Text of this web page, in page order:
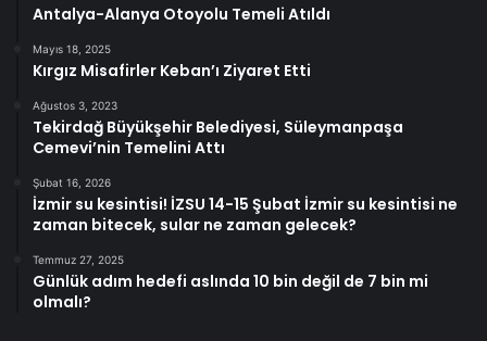
Antalya-Alanya Otoyolu Temeli Atıldı
Mayıs 18, 2025
Kırgız Misafirler Keban’ı Ziyaret Etti
Ağustos 3, 2023
Tekirdağ Büyükşehir Belediyesi, Süleymanpaşa
Cemevi’nin Temelini Attı
Şubat 16, 2026
İzmir su kesintisi! İZSU 14-15 Şubat İzmir su kesintisi ne
zaman bitecek, sular ne zaman gelecek?
Temmuz 27, 2025
Günlük adım hedefi aslında 10 bin değil de 7 bin mi
olmalı?